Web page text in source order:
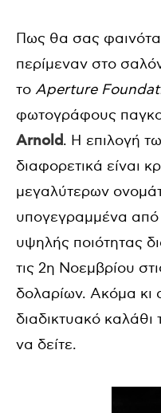
Πως θα σας
περίμεναν στο
το Aperture
φωτογράφους
Arnold. Η επιλογή
διαφορετικά είναι
μεγαλύτερων
υπογεγραμμένα από
υψηλής ποιότητας
τις 2η Νοεμβρίου
δολαρίων. Ακόμα κι
διαδικτυακό καλάθι
να δείτε.